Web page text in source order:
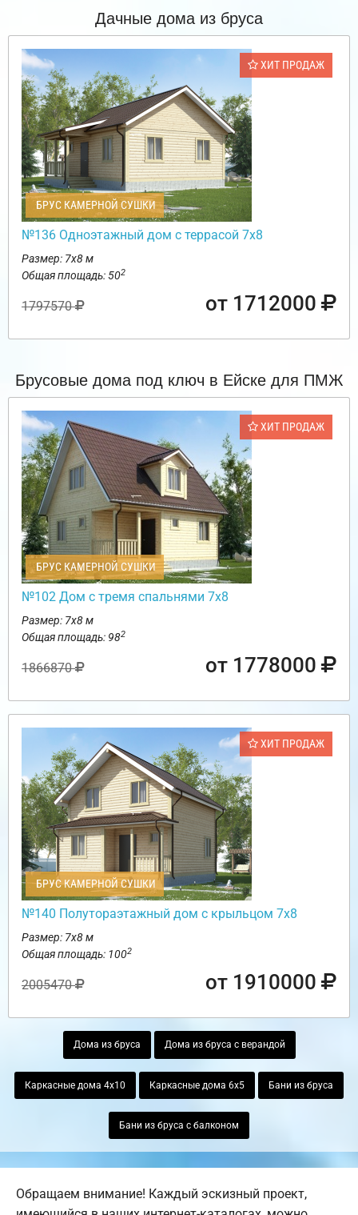
Дачные дома из бруса
ХИТ ПРОДАЖ
БРУС КАМЕРНОЙ СУШКИ
№136 Одноэтажный дом с террасой 7х8
Размер: 7х8 м
Общая площадь: 502
1797570 от 1712000
Брусовые дома под ключ в Ейске для ПМЖ
ХИТ ПРОДАЖ
БРУС КАМЕРНОЙ СУШКИ
№102 Дом с тремя спальнями 7х8
Размер: 7х8 м
Общая площадь: 982
1866870 от 1778000
ХИТ ПРОДАЖ
БРУС КАМЕРНОЙ СУШКИ
№140 Полутораэтажный дом с крыльцом 7х8
Размер: 7х8 м
Общая площадь: 1002
2005470 от 1910000
Дома из бруса Дома из бруса с верандой
Каркасные дома 4х10 Каркасные дома 6х5 Бани из бруса
Бани из бруса с балконом
Обращаем внимание! Каждый эскизный проект,